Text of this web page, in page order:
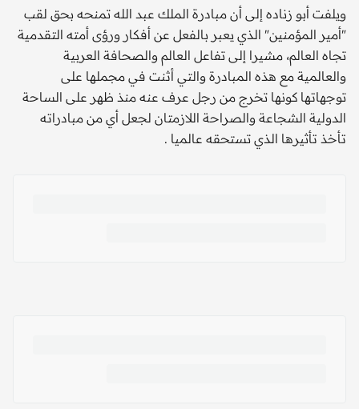
ويلفت أبو زناده إلى أن مبادرة الملك عبد الله تمنحه بحق لقب
"أمير المؤمنين" الذي يعبر بالفعل عن أفكار ورؤى أمته التقدمية
تجاه العالم، مشيرا إلى تفاعل العالم والصحافة العربية
والعالمية مع هذه المبادرة والتي أثنت في مجملها على
توجهاتها كونها تخرج من رجل عرف عنه منذ ظهر على الساحة
الدولية الشجاعة والصراحة اللازمتان لجعل أي من مبادراته
تأخذ تأثيرها الذي تستحقه عالميا .